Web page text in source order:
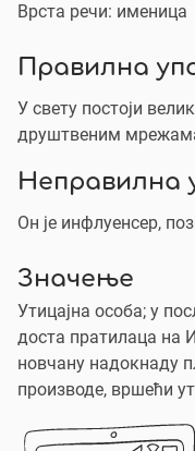
Врста речи: именица
Правилна
У свету постоји
друштвеним
Неправилна
Он је инфлуенсер,
Значење
Утицајна особа; у
доста пратилаца на
новчану надокнаду
производе, вршећи